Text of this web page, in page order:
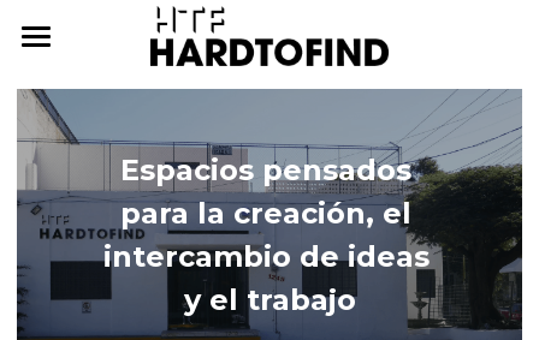
THE WHAT
The What
Inner Artisan
International Workshops
THE WHO
The Who
At Home
THE WHY
THE HOW
Espacios pensados
para la creación, el
intercambio de ideas
y el trabajo